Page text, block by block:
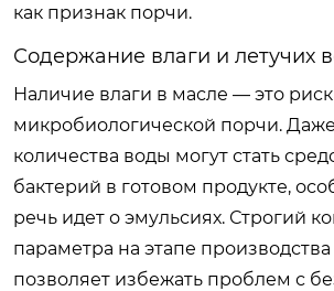
как признак порчи.
Содержание влаги и летучих
Наличие влаги в масле — это риск
микробиологической порчи.
количества воды могут стать
бактерий в готовом продукте,
речь идет о эмульсиях. Строгий
параметра на этапе
позволяет избежать проблем с